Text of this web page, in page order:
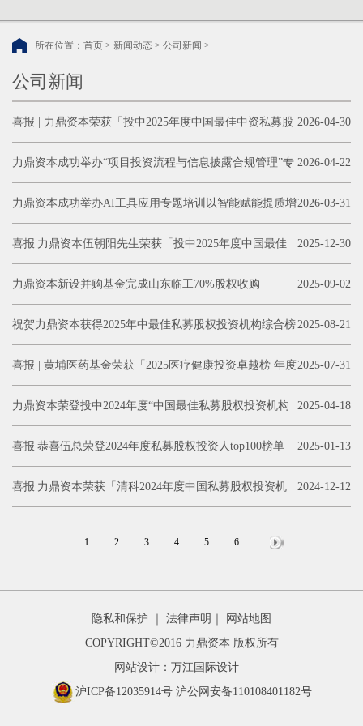
所在位置： 首页 > 新闻动态 > 公司新闻 >
公司新闻
2026-04-30
喜报 | 力鼎资本荣获「投中2025年度中国最佳中资私募股
权投资机构TOP30」「投中2025年度中国最佳私募股权投资机构
TOP50」
2026-04-22
​力鼎资本成功举办“项目投资流程与信息披露合规管理”专
题培训 2026-03-31
力鼎资本成功举办AI工具应用专题培训以智能赋能提质增
效 2025-12-30
喜报|力鼎资本伍朝阳先生荣获「投中2025年度中国最佳
私募股权投资人TOP100」 2025-09-02
力鼎资本新设并购基金完成山东临工70%股权收购
2025-08-21
祝贺力鼎资本获得2025年中最佳私募股权投资机构综合榜
Top50，以及最佳私募股权投资机构活跃榜Top50 2025-07-31
喜报 | 黄埔医药基金荣获「2025医疗健康投资卓越榜 年度
创新医药最佳投资机构」 2025-04-18
力鼎资本荣登投中2024年度“中国最佳私募股权投资机构
Top50” 2025-01-13
喜报|恭喜伍总荣登2024年度私募股权投资人top100榜单
2024-12-12
喜报|力鼎资本荣获「清科2024年度中国私募股权投资机
1 2 3 4 5 6
隐私和保护 法律声明
网站地图
COPYRIGHT©2016 力鼎资本 版权所有
网站设计：万江国际设计
沪ICP备12035914号 沪公网安备110108401182号